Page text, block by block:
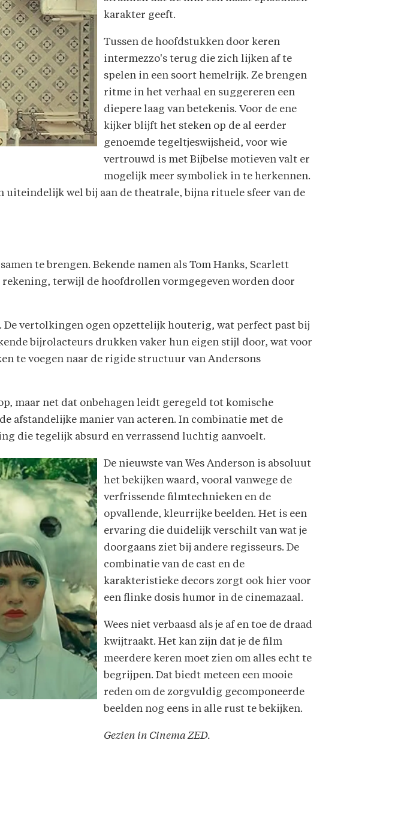
karakter geeft.
Tussen de hoofdstukken door keren
intermezzo's terug die zich lijken af te
spelen in een soort hemelrijk. Ze brengen
ritme in het verhaal en suggereren een
diepere laag van betekenis. Voor de ene
kijker blijft het steken op de al eerder
genoemde tegeltjes­wijsheid, voor wie
vertrouwd is met Bijbelse motieven valt er
mogelijk meer symboliek in te herkennen.
uiteindelijk wel bij aan de theatrale, bijna rituele sfeer van de
te brengen. Bekende namen als Tom Hanks, Scarlett
terwijl de hoofdrollen vormgegeven worden door
vertolkingen ogen opzettelijk houterig, wat perfect past bij
bijrolacteurs drukken vaker hun eigen stijl door, wat voor
te voegen naar de rigide structuur van Andersons
maar net dat onbehagen leidt geregeld tot komische
afstandelijke manier van acteren. In combinatie met de
die tegelijk absurd en verrassend luchtig aanvoelt.
De nieuwste van Wes Anderson is absoluut
het bekijken waard, vooral vanwege de
verfrissende filmtechnieken en de
opvallende, kleurrijke beelden. Het is een
ervaring die duidelijk verschilt van wat je
doorgaans ziet bij andere regisseurs. De
combinatie van de cast en de
karakteristieke decors zorgt ook hier voor
een flinke dosis humor in de cinemazaal.
Wees niet verbaasd als je af en toe de draad
kwijtraakt. Het kan zijn dat je de film
meerdere keren moet zien om alles echt te
begrijpen. Dat biedt meteen een mooie
reden om de zorgvuldig gecomponeerde
beelden nog eens in alle rust te bekijken.
Gezien in Cinema ZED.